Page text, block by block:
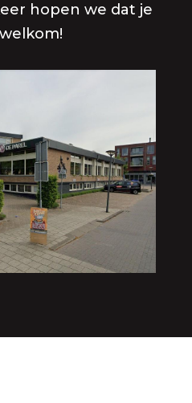
hopen we dat je